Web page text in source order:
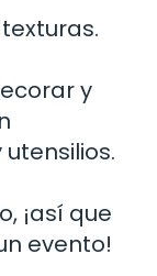
y
¡así que
evento!